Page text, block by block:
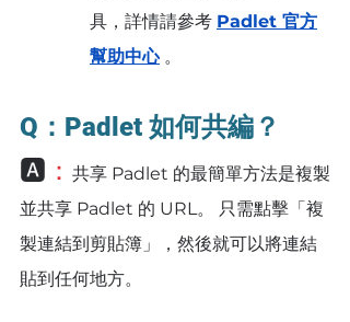
具，詳情請參考 Padlet 官方
幫助中心 。
Q：Padlet 如何共編？
🅰️ ： 共享 Padlet 的最簡單方法是複製
並共享 Padlet 的 URL。 只需點擊「複
製連結到剪貼簿」，然後就可以將連結
貼到任何地方。